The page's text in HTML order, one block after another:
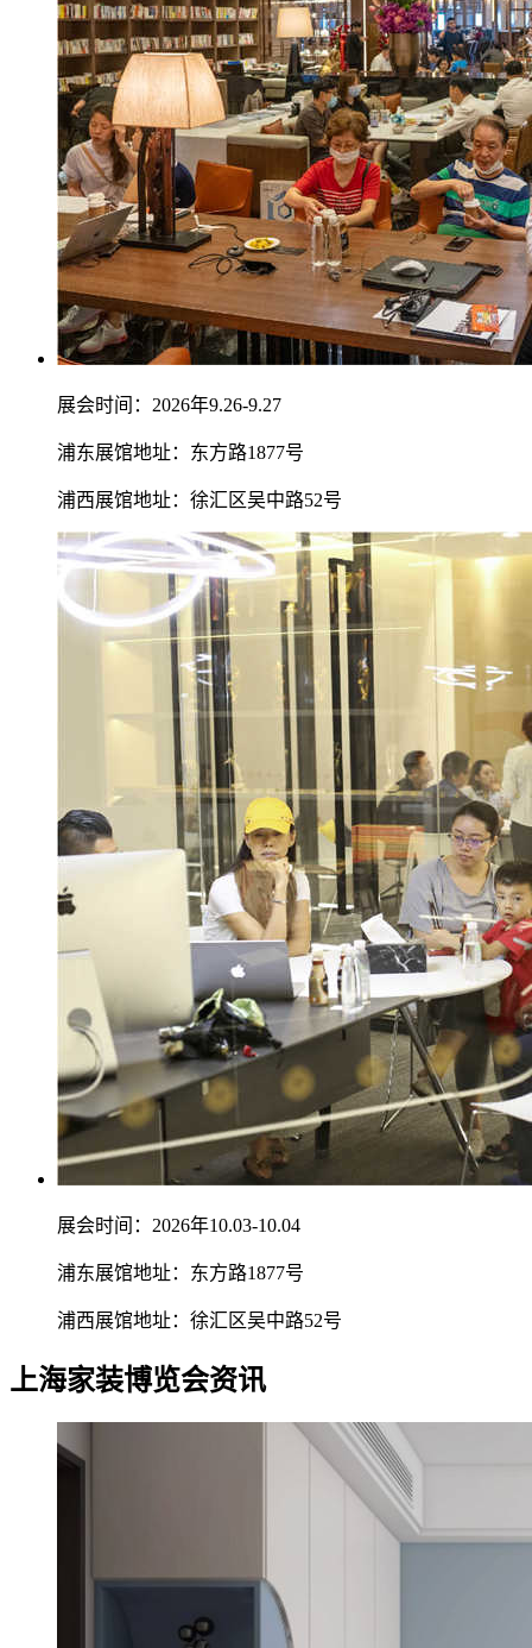
展会时间：2026年9.26-9.27
浦东展馆地址：东方路1877号
浦西展馆地址：徐汇区吴中路52号
展会时间：2026年10.03-10.04
浦东展馆地址：东方路1877号
浦西展馆地址：徐汇区吴中路52号
上海家装博览会资讯